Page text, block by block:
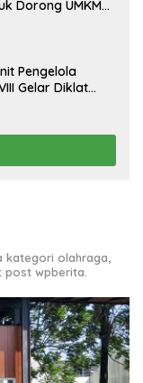
Dorong UMKM
Pengelola
Gelar Diklat
Metro Jaya*
olahraga,
wpberita.